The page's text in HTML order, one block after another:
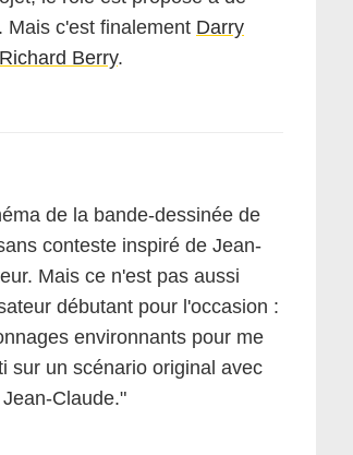
. Mais c'est finalement Darry
Richard Berry.
de la bande-dessinée de
conteste inspiré de Jean-
Mais ce n'est pas aussi
débutant pour l'occasion :
environnants pour me
sur un scénario original avec
Claude."